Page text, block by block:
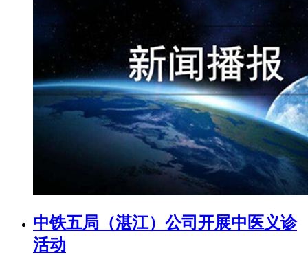
中铁五局（湛江）公司开展中医义诊
活动